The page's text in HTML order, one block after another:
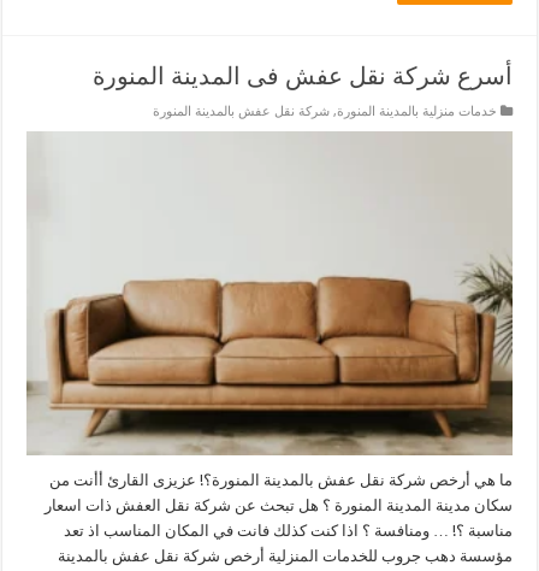
أسرع شركة نقل عفش فى المدينة المنورة
خدمات منزلية بالمدينة المنورة,شركة نقل عفش بالمدينة المنورة
ما هي أرخص شركة نقل عفش بالمدينة المنورة؟! عزيزى القارئ أأنت من
سكان مدينة المدينة المنورة ؟ هل تبحث عن شركة نقل العفش ذات اسعار
مناسبة ؟! … ومنافسة ؟ اذا كنت كذلك فانت في المكان المناسب اذ تعد
مؤسسة دهب جروب للخدمات المنزلية أرخص شركة نقل عفش بالمدينة